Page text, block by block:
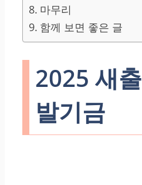
마무리
함께 보면 좋은 글
2025 새출
발기금